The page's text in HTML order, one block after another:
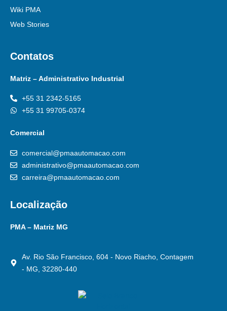
Wiki PMA
Web Stories
Contatos
Matriz – Administrativo Industrial
+55 31 2342-5165
+55 31 99705-0374
Comercial
comercial@pmaautomacao.com
administrativo@pmaautomacao.com
carreira@pmaautomacao.com
Localização
PMA – Matriz MG
Av. Rio São Francisco, 604 - Novo Riacho, Contagem
- MG, 32280-440